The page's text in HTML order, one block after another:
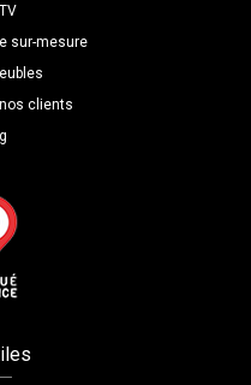
sur-mesure
clients